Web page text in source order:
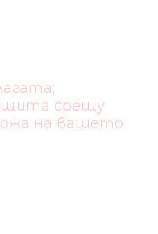
срещу
на вашето